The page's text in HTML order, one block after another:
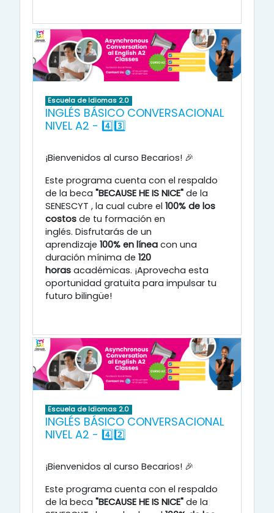
Escuela de Idiomas 2.0
INGLÉS BÁSICO CONVERSACIONAL
NIVEL A2 - 4️⃣3️⃣
¡Bienvenidos al curso Becarios! 🎉
Este programa cuenta con el respaldo
de la beca "BECAUSE HE IS NICE" de la
SENESCYT , la cual cubre el 100% de los
costos de tu formación en
inglés. Disfrutarás de un
aprendizaje 100% en línea con una
duración mínima de 120
horas académicas. ¡Aprovecha esta
oportunidad gratuita para impulsar tu
futuro bilingüe!
Escuela de Idiomas 2.0
INGLÉS BÁSICO CONVERSACIONAL
NIVEL A2 - 4️⃣2️⃣
¡Bienvenidos al curso Becarios! 🎉
Este programa cuenta con el respaldo
de la beca "BECAUSE HE IS NICE" de la